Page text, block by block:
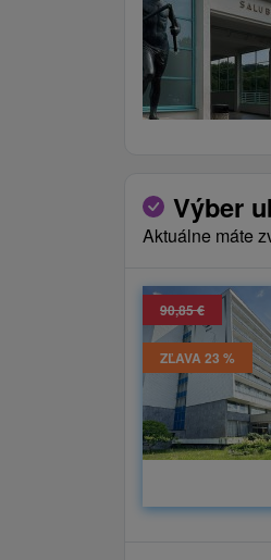
Výber
Aktuálne máte
90,85 €
ZĽAVA 23 %